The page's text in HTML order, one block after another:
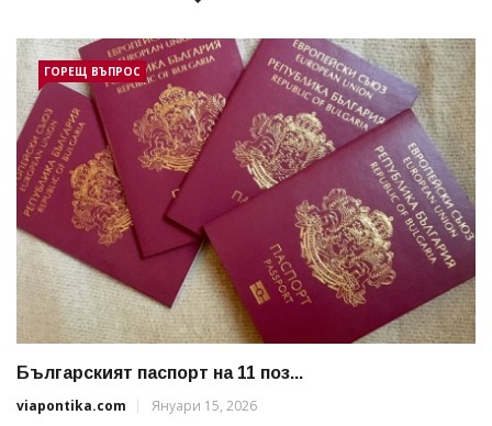
ГОРЕЩ ВЪПРОС
Българският паспорт на 11 поз...
viapontika.com
Януари 15, 2026